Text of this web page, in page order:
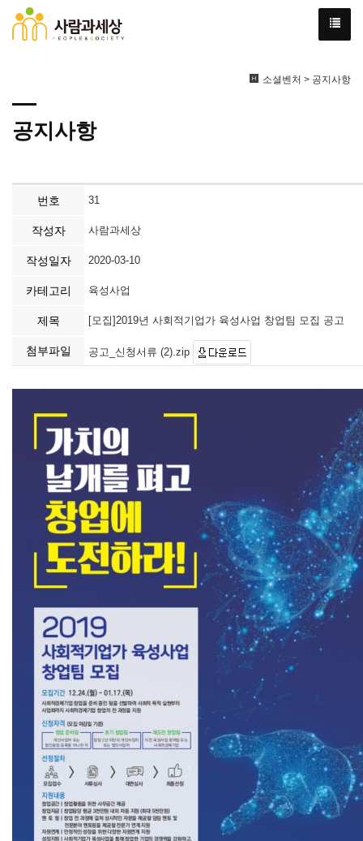
소셜벤처 > 공지사항
공지사항
번호 31
작성자 사람과세상
작성일자 2020-03-10
카테고리 육성사업
제목 [모집]2019년 사회적기업가 육성사업 창업팀 모집 공고
첨부파일 공고_신청서류 (2).zip